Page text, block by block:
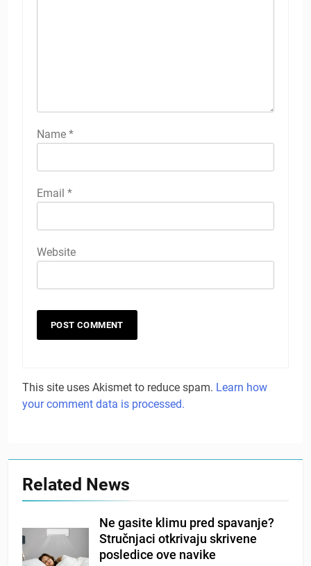
Name *
Email *
Website
This site uses Akismet to reduce spam. Learn how
your comment data is processed.
Related News
Ne gasite klimu pred spavanje?
Stručnjaci otkrivaju skrivene
posledice ove navike